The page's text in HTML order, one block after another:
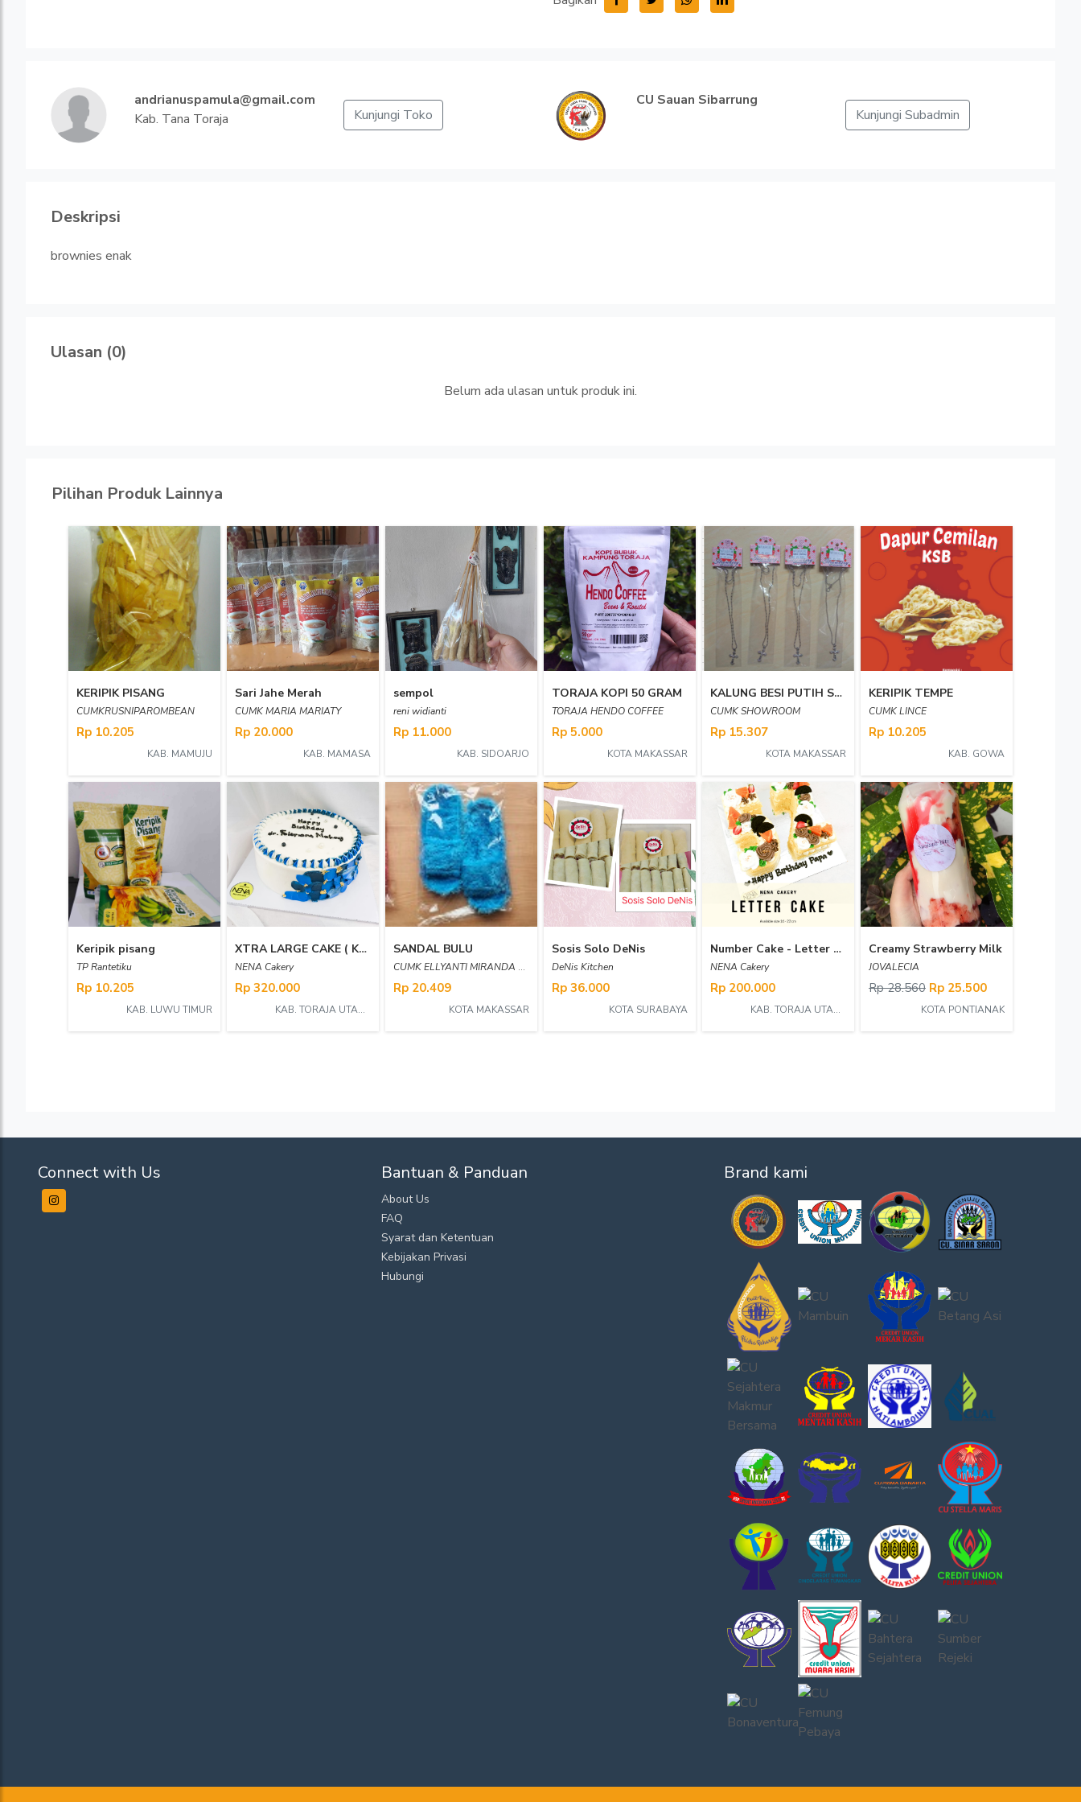
andrianuspamula@gmail.com
Kab. Tana Toraja
Kunjungi Toko
CU Sauan Sibarrung
Kunjungi Subadmin
Deskripsi
brownies enak
Ulasan (0)
Belum ada ulasan untuk produk ini.
Pilihan Produk Lainnya
KERIPIK PISANG
CUMKRUSNIPAROMBEAN
Rp 10.205
KAB. MAMUJU
Sari Jahe Merah
CUMK MARIA MARIATY
Rp 20.000
KAB. MAMASA
sempol
reni widianti
Rp 11.000
KAB. SIDOARJO
TORAJA KOPI 50 GRAM
TORAJA HENDO COFFEE
Rp 5.000
KOTA MAKASSAR
KALUNG BESI PUTIH SALIB BIASA 01
CUMK SHOWROOM
Rp 15.307
KOTA MAKASSAR
KERIPIK TEMPE
CUMK LINCE
Rp 10.205
KAB. GOWA
Keripik pisang
TP Rantetiku
Rp 10.205
KAB. LUWU TIMUR
XTRA LARGE CAKE ( KUE ULANG TAHUN )
NENA Cakery
Rp 320.000
KAB. TORAJA UTARA
SANDAL BULU
CUMK ELLYANTI MIRANDA MEAN
Rp 20.409
KOTA MAKASSAR
Sosis Solo DeNis
DeNis Kitchen
Rp 36.000
KOTA SURABAYA
Number Cake - Letter Cake (Monogram Cake)
NENA Cakery
Rp 200.000
KAB. TORAJA UTARA
Creamy Strawberry Milk
JOVALECIA
Rp 28.560 Rp 25.500
KOTA PONTIANAK
Connect with Us Bantuan & Panduan
About Us
FAQ
Syarat dan Ketentuan
Kebijakan Privasi
Hubungi
Brand kami